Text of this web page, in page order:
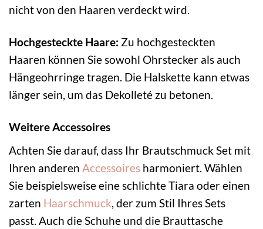
nicht von den Haaren verdeckt wird.
Hochgesteckte Haare: Zu hochgesteckten
Haaren können Sie sowohl Ohrstecker als auch
Hängeohrringe tragen. Die Halskette kann etwas
länger sein, um das Dekolleté zu betonen.
Weitere Accessoires
Achten Sie darauf, dass Ihr Brautschmuck Set mit
Ihren anderen Accessoires harmoniert. Wählen
Sie beispielsweise eine schlichte Tiara oder einen
zarten Haarschmuck, der zum Stil Ihres Sets
passt. Auch die Schuhe und die Brauttasche